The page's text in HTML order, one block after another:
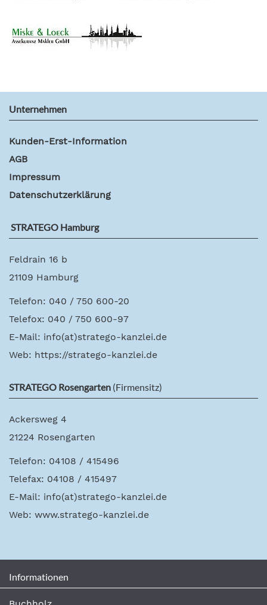
Unternehmen
Kunden-Erst-Information
AGB
Impressum
Datenschutzerklärung
STRATEGO Hamburg
Feldrain 16 b
21109 Hamburg
Telefon: 040 / 750 600-20
Telefox: 040 / 750 600-97
E-Mail: info(at)stratego-kanzlei.de
Web: https://stratego-kanzlei.de
STRATEGO Rosengarten (Firmensitz)
Ackersweg 4
21224 Rosengarten
Telefon: 04108 / 415496
Telefax: 04108 / 415497
E-Mail: info(at)stratego-kanzlei.de
Web: www.stratego-kanzlei.de
Informationen